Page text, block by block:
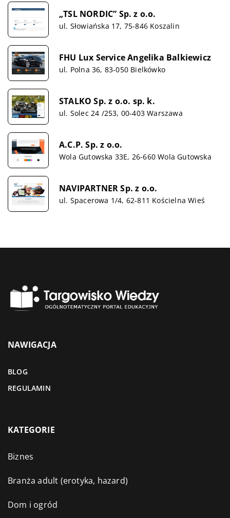
„TSL NORDIC” Sp. z o.o.
ul. Słowiańska 17, 75-846 Koszalin
FHU Lux Service Angelika Balkiewicz
ul. Polna 36, 83-050 Bielkówko
STALKO Sp. z o.o. sp. k.
ul. Solec 24 /253, 00-403 Warszawa
A.C.P. Sp. z o.o.
Wola Gutowska 33E, 26-660 Wola Gutowska
NAVIPARTNER Sp. z o.o.
ul. Spacerowa 1/4, 62-811 Kościelna Wieś
NAWIGACJA
BLOG
REGULAMIN
KATEGORIE
Biznes
Branża adult (erotyka, hazard)
Dom i ogród